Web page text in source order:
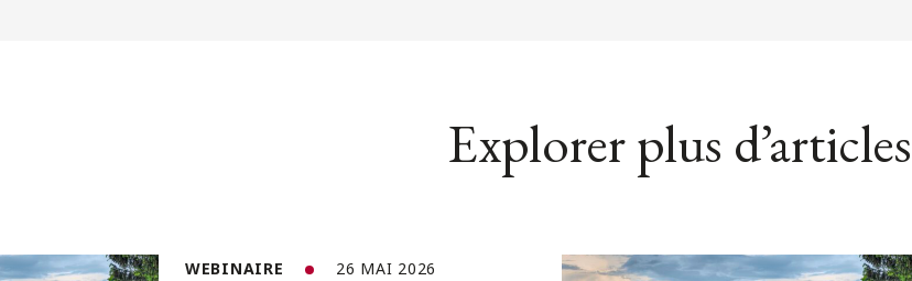
Explorer plus d’articles
WEBINAIRE 26 MAI 2026